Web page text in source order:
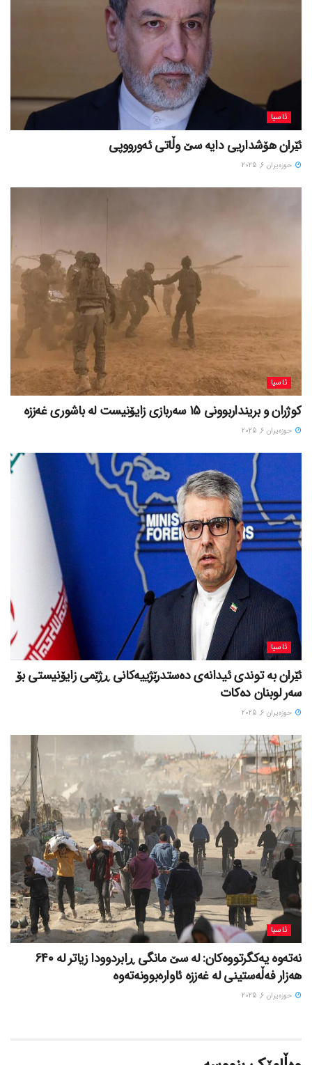
ئاسیا
ئێران هۆشداریی دایە سێ وڵاتی ئەورووپی
حوزه‌یران 6, 2025
ئاسیا
کوژران و برینداربوونی 15 سەربازی زایۆنیست لە باشوری غەززە
حوزه‌یران 6, 2025
ئاسیا
ئێران بە توندی ئیدانەی دەستدرێژییەکانی ڕژێمی زایۆنیستی بۆ
سەر لوبنان دەکات
حوزه‌یران 6, 2025
ئاسیا
نەتەوە یەکگرتووەکان: لە سێ مانگی ڕابردوودا زیاتر لە 640
هەزار فەڵەستینی لە غەززە ئاوارەبوونەتەوە
حوزه‌یران 6, 2025